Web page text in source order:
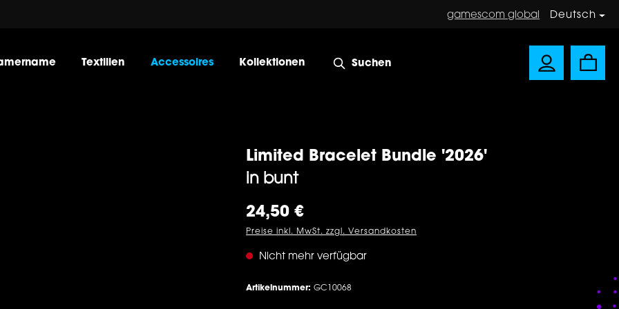
gamescom global Deutsch
Textilien Accessoires Kollektionen Suchen
Limited Bracelet Bundle '2026'
in bunt
Regulärer Preis:
24,50 €
Preise inkl. MwSt. zzgl. Versandkosten
Nicht mehr verfügbar
Artikelnummer: GC10068